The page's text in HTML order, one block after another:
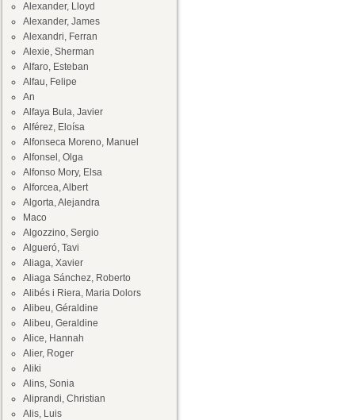
Alexander, Lloyd
Alexander, James
Alexandri, Ferran
Alexie, Sherman
Alfaro, Esteban
Alfau, Felipe
An
Alfaya Bula, Javier
Alférez, Eloísa
Alfonseca Moreno, Manuel
Alfonsel, Olga
Alfonso Mory, Elsa
Alforcea, Albert
Algorta, Alejandra
Maco
Algozzino, Sergio
Algueró, Tavi
Aliaga, Xavier
Aliaga Sánchez, Roberto
Alibés i Riera, Maria Dolors
Alibeu, Géraldine
Alibeu, Geraldine
Alice, Hannah
Alier, Roger
Aliki
Alins, Sonia
Aliprandi, Christian
Alis, Luis